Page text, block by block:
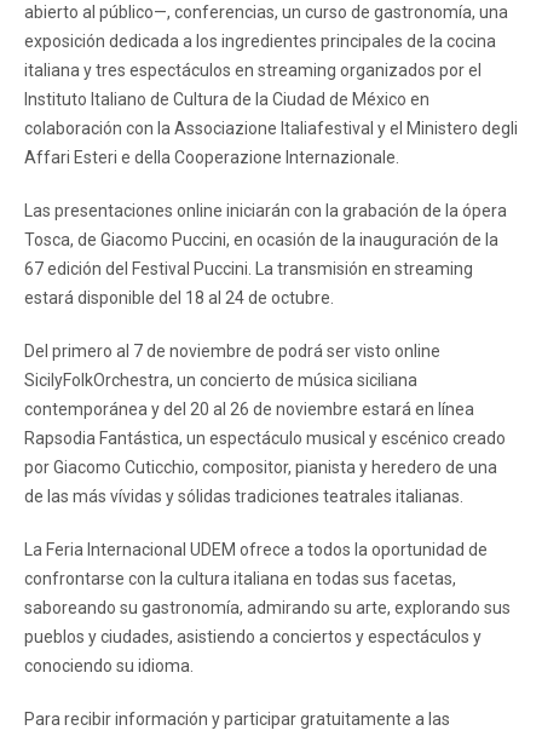
abierto al público—, conferencias, un curso de gastronomía, una
exposición dedicada a los ingredientes principales de la cocina
italiana y tres espectáculos en streaming organizados por el
Instituto Italiano de Cultura de la Ciudad de México en
colaboración con la Associazione Italiafestival y el Ministero degli
Affari Esteri e della Cooperazione Internazionale.
Las presentaciones online iniciarán con la grabación de la ópera
Tosca, de Giacomo Puccini, en ocasión de la inauguración de la
67 edición del Festival Puccini. La transmisión en streaming
estará disponible del 18 al 24 de octubre.
Del primero al 7 de noviembre de podrá ser visto online
SicilyFolkOrchestra, un concierto de música siciliana
contemporánea y del 20 al 26 de noviembre estará en línea
Rapsodia Fantástica, un espectáculo musical y escénico creado
por Giacomo Cuticchio, compositor, pianista y heredero de una
de las más vívidas y sólidas tradiciones teatrales italianas.
La Feria Internacional UDEM ofrece a todos la oportunidad de
confrontarse con la cultura italiana en todas sus facetas,
saboreando su gastronomía, admirando su arte, explorando sus
pueblos y ciudades, asistiendo a conciertos y espectáculos y
conociendo su idioma.
Para recibir información y participar gratuitamente a las